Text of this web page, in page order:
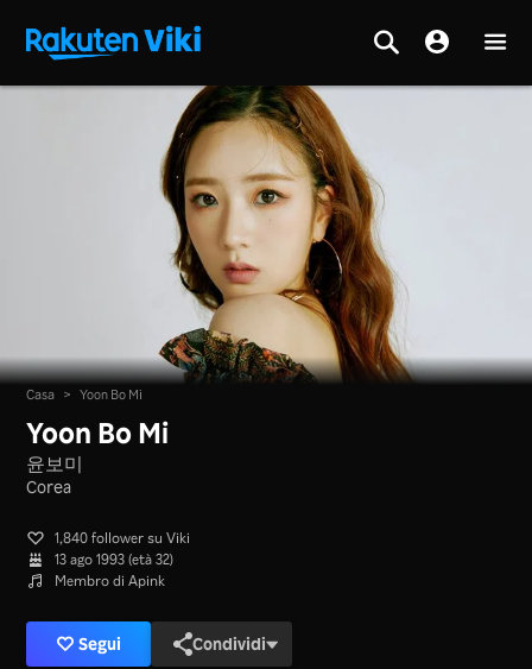
Casa > Yoon Bo Mi
Yoon Bo Mi
윤보미
Corea
1,840 follower su Viki
13 ago 1993 (età 32)
Membro di Apink
Segui Condividi